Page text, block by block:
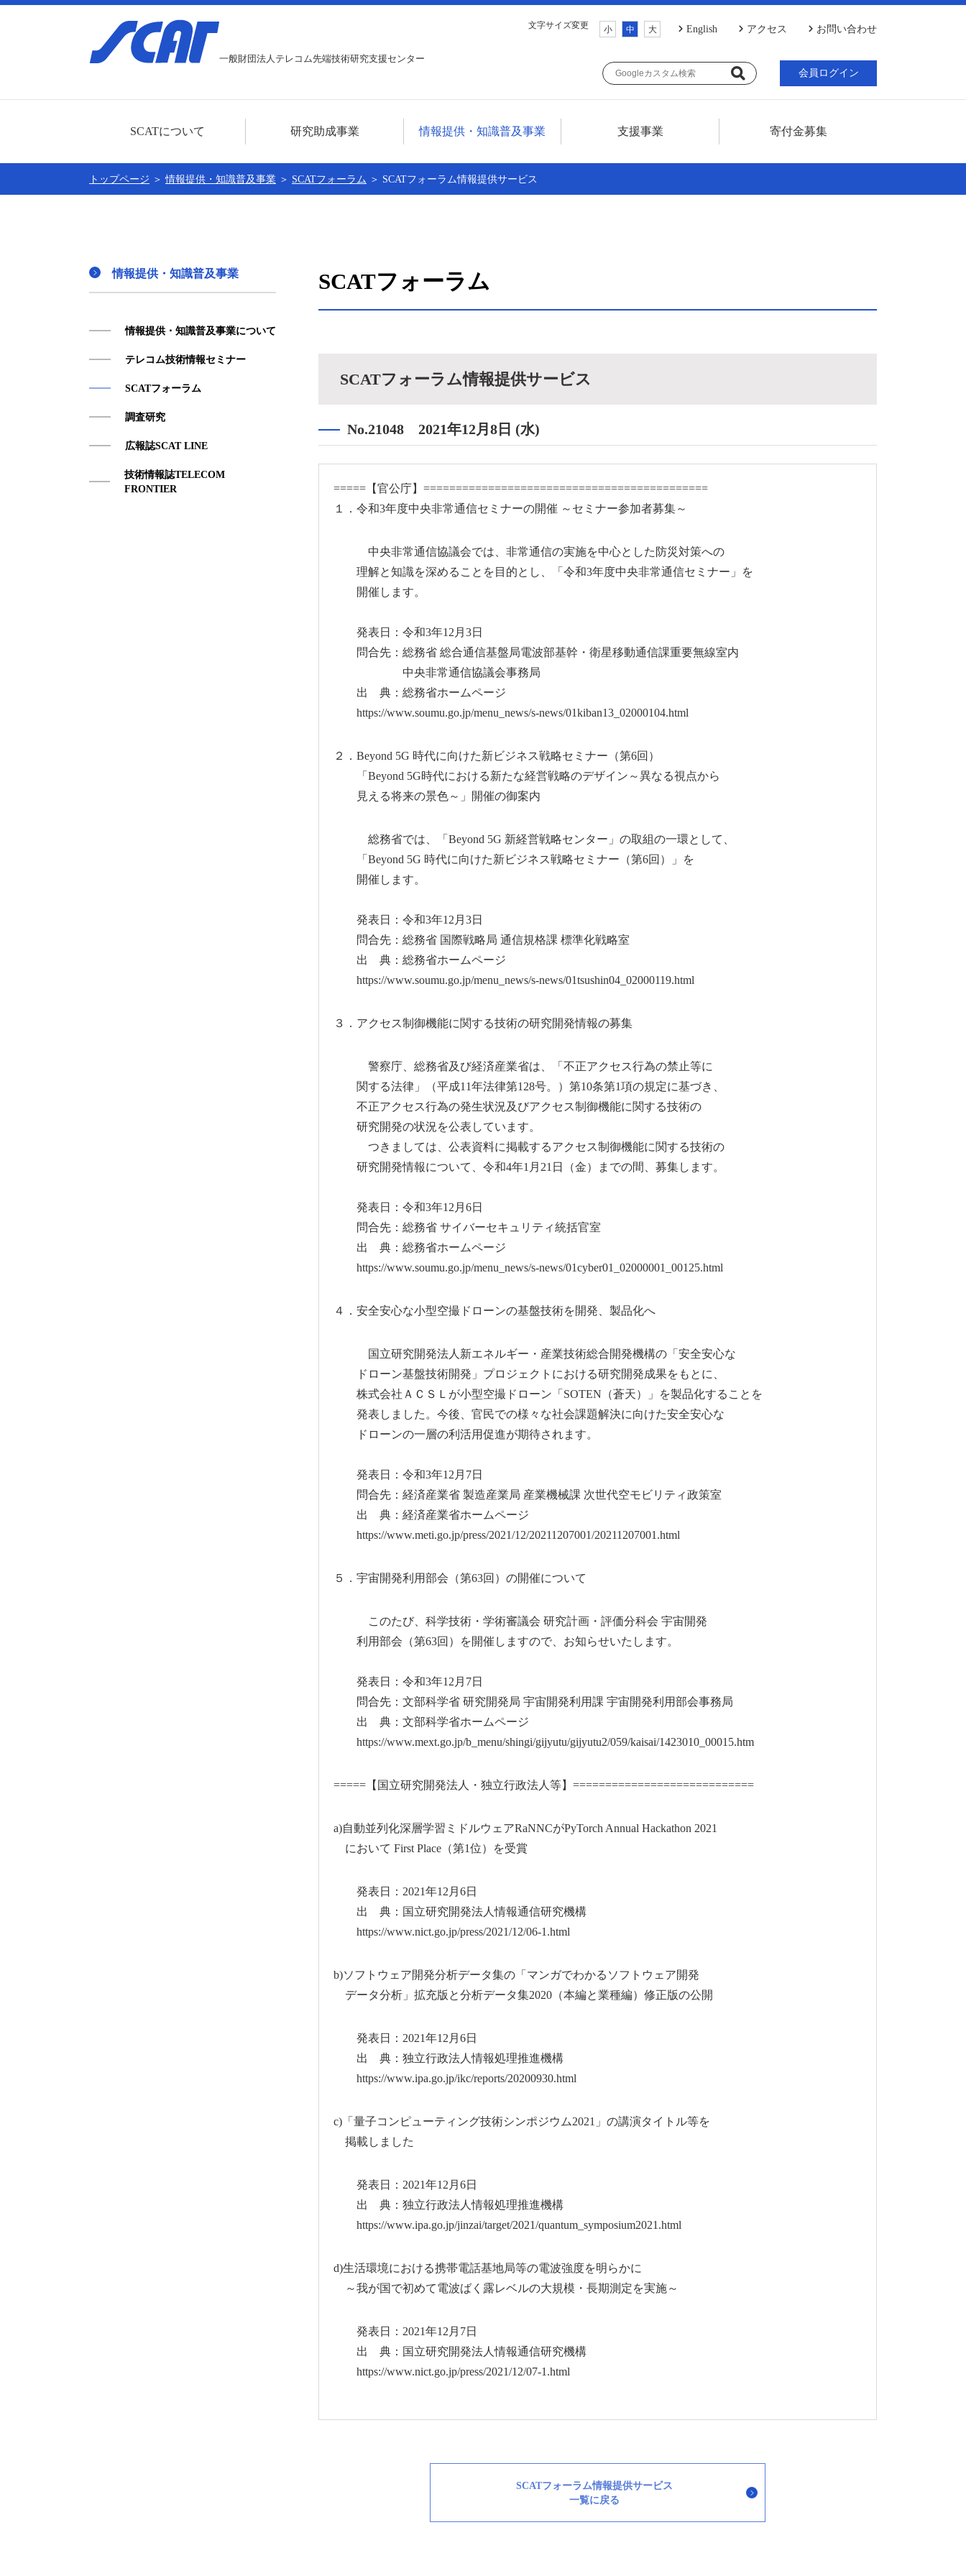
一般財団法人テレコム先端技術研究支援センター
SCATについて 研究助成事業 情報提供・知識普及事業
広報誌SCAT LINE
支援事業 寄付金募集
文字サイズ変更 小 中 大 English アクセス お問い合わせ
会員ログイン
トップページ ＞情報提供・知識普及事業 ＞ SCATフォーラム ＞ SCATフォーラム情報提供サービス
情報提供・知識普及事業
情報提供・知識普及事業について
テレコム技術情報セミナー
SCATフォーラム
調査研究
広報誌SCAT LINE
技術情報誌TELECOM
FRONTIER
SCATフォーラム
SCATフォーラム情報提供サービス
No.21048 2021年12月8日 (水)
=====【官公庁】============================================
１．令和3年度中央非常通信セミナーの開催 ～セミナー参加者募集～
中央非常通信協議会では、非常通信の実施を中心とした防災対策への
理解と知識を深めることを目的とし、「令和3年度中央非常通信セミナー」を
開催します。
発表日：令和3年12月3日
問合先：総務省 総合通信基盤局電波部基幹・衛星移動通信課重要無線室内
中央非常通信協議会事務局
出 典：総務省ホームページ
https://www.soumu.go.jp/menu_news/s-news/01kiban13_02000104.html
２．Beyond 5G 時代に向けた新ビジネス戦略セミナー（第6回）
「Beyond 5G時代における新たな経営戦略のデザイン～異なる視点から
見える将来の景色～」開催の御案内
総務省では、「Beyond 5G 新経営戦略センター」の取組の一環として、
「Beyond 5G 時代に向けた新ビジネス戦略セミナー（第6回）」を
開催します。
発表日：令和3年12月3日
問合先：総務省 国際戦略局 通信規格課 標準化戦略室
出 典：総務省ホームページ
https://www.soumu.go.jp/menu_news/s-news/01tsushin04_02000119.html
３．アクセス制御機能に関する技術の研究開発情報の募集
警察庁、総務省及び経済産業省は、「不正アクセス行為の禁止等に
関する法律」（平成11年法律第128号。）第10条第1項の規定に基づき、
不正アクセス行為の発生状況及びアクセス制御機能に関する技術の
研究開発の状況を公表しています。
つきましては、公表資料に掲載するアクセス制御機能に関する技術の
研究開発情報について、令和4年1月21日（金）までの間、募集します。
発表日：令和3年12月6日
問合先：総務省 サイバーセキュリティ統括官室
出 典：総務省ホームページ
https://www.soumu.go.jp/menu_news/s-news/01cyber01_02000001_00125.html
４．安全安心な小型空撮ドローンの基盤技術を開発、製品化へ
国立研究開発法人新エネルギー・産業技術総合開発機構の「安全安心な
ドローン基盤技術開発」プロジェクトにおける研究開発成果をもとに、
株式会社ＡＣＳＬが小型空撮ドローン「SOTEN（蒼天）」を製品化することを
発表しました。今後、官民での様々な社会課題解決に向けた安全安心な
ドローンの一層の利活用促進が期待されます。
発表日：令和3年12月7日
問合先：経済産業省 製造産業局 産業機械課 次世代空モビリティ政策室
出 典：経済産業省ホームページ
https://www.meti.go.jp/press/2021/12/20211207001/20211207001.html
５．宇宙開発利用部会（第63回）の開催について
このたび、科学技術・学術審議会 研究計画・評価分科会 宇宙開発
利用部会（第63回）を開催しますので、お知らせいたします。
発表日：令和3年12月7日
問合先：文部科学省 研究開発局 宇宙開発利用課 宇宙開発利用部会事務局
出 典：文部科学省ホームページ
https://www.mext.go.jp/b_menu/shingi/gijyutu/gijyutu2/059/kaisai/1423010_00015.htm
=====【国立研究開発法人・独立行政法人等】============================
a)自動並列化深層学習ミドルウェアRaNNCがPyTorch Annual Hackathon 2021
において First Place（第1位）を受賞
発表日：2021年12月6日
出 典：国立研究開発法人情報通信研究機構
https://www.nict.go.jp/press/2021/12/06-1.html
b)ソフトウェア開発分析データ集の「マンガでわかるソフトウェア開発
データ分析」拡充版と分析データ集2020（本編と業種編）修正版の公開
発表日：2021年12月6日
出 典：独立行政法人情報処理推進機構
https://www.ipa.go.jp/ikc/reports/20200930.html
c)「量子コンピューティング技術シンポジウム2021」の講演タイトル等を
掲載しました
発表日：2021年12月6日
出 典：独立行政法人情報処理推進機構
https://www.ipa.go.jp/jinzai/target/2021/quantum_symposium2021.html
d)生活環境における携帯電話基地局等の電波強度を明らかに
～我が国で初めて電波ばく露レベルの大規模・長期測定を実施～
発表日：2021年12月7日
出 典：国立研究開発法人情報通信研究機構
https://www.nict.go.jp/press/2021/12/07-1.html
SCATフォーラム情報提供サービス
一覧に戻る